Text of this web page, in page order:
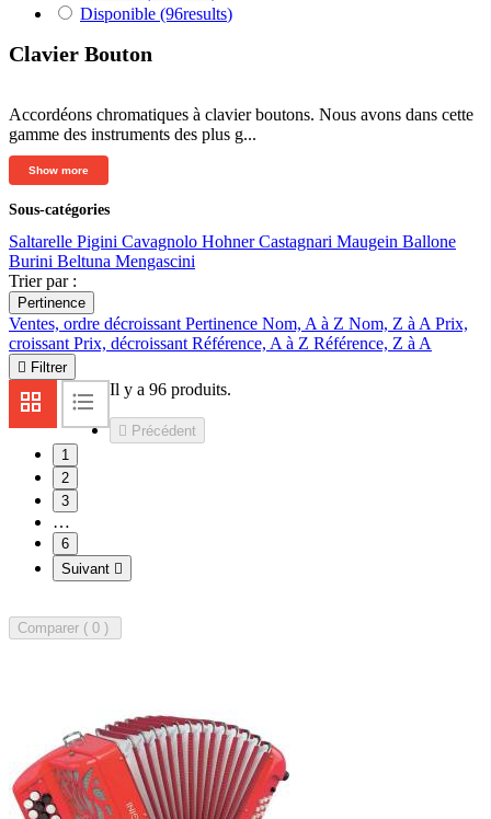
Disponible (96results)
Clavier Bouton
Accordéons chromatiques à clavier boutons. Nous avons dans cette
gamme des instruments des plus g...
Show more
Sous-catégories
Saltarelle Pigini Cavagnolo Hohner Castagnari Maugein Ballone
Burini Beltuna Mengascini
Trier par :
Pertinence
Ventes, ordre décroissant Pertinence Nom, A à Z Nom, Z à A Prix,
croissant Prix, décroissant Référence, A à Z Référence, Z à A
 Filtrer
Il y a 96 produits.
 Précédent
1
2
3
…
6
Suivant 
Comparer ( 0